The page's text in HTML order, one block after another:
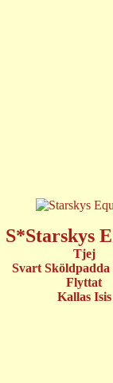
S*Starskys
Tjej
Svart Sköldpadda
Flyttat
Kallas Isis